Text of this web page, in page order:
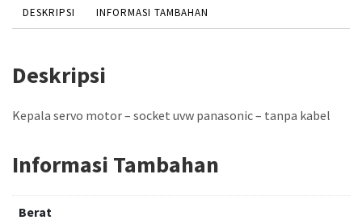
DESKRIPSI INFORMASI TAMBAHAN
Deskripsi
Kepala servo motor – socket uvw panasonic – tanpa kabel
Informasi Tambahan
Berat